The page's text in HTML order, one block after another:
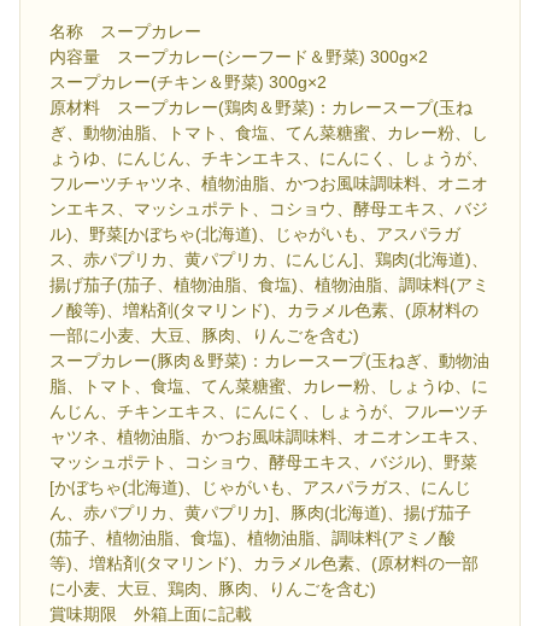
名称 スープカレー
内容量 スープカレー(シーフード＆野菜) 300g×2
スープカレー(チキン＆野菜) 300g×2
原材料 スープカレー(鶏肉＆野菜)：カレースープ(玉ね
ぎ、動物油脂、トマト、食塩、てん菜糖蜜、カレー粉、し
ょうゆ、にんじん、チキンエキス、にんにく、しょうが、
フルーツチャツネ、植物油脂、かつお風味調味料、オニオ
ンエキス、マッシュポテト、コショウ、酵母エキス、バジ
ル)、野菜[かぼちゃ(北海道)、じゃがいも、アスパラガ
ス、赤パプリカ、黄パプリカ、にんじん]、鶏肉(北海道)、
揚げ茄子(茄子、植物油脂、食塩)、植物油脂、調味料(アミ
ノ酸等)、増粘剤(タマリンド)、カラメル色素、(原材料の
一部に小麦、大豆、豚肉、りんごを含む)
スープカレー(豚肉＆野菜)：カレースープ(玉ねぎ、動物油
脂、トマト、食塩、てん菜糖蜜、カレー粉、しょうゆ、に
んじん、チキンエキス、にんにく、しょうが、フルーツチ
ャツネ、植物油脂、かつお風味調味料、オニオンエキス、
マッシュポテト、コショウ、酵母エキス、バジル)、野菜
[かぼちゃ(北海道)、じゃがいも、アスパラガス、にんじ
ん、赤パプリカ、黄パプリカ]、豚肉(北海道)、揚げ茄子
(茄子、植物油脂、食塩)、植物油脂、調味料(アミノ酸
等)、増粘剤(タマリンド)、カラメル色素、(原材料の一部
に小麦、大豆、鶏肉、豚肉、りんごを含む)
賞味期限 外箱上面に記載